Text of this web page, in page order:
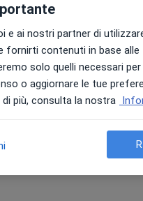
Oggi
5 Ago
Domani
6 Ago
Chiedi di attivare
e ai nostri partner di
contenuti in base alle
solo quelli necessari
o aggiornare le tue
più, consulta la nostra